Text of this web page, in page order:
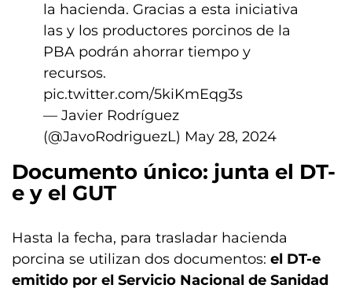
la hacienda. Gracias a esta iniciativa
las y los productores porcinos de la
PBA podrán ahorrar tiempo y
recursos.
pic.twitter.com/5kiKmEqg3s
— Javier Rodríguez
(@JavoRodriguezL) May 28, 2024
Documento único: junta el DT-
e y el GUT
Hasta la fecha, para trasladar hacienda
porcina se utilizan dos documentos: el DT-e
emitido por el Servicio Nacional de Sanidad